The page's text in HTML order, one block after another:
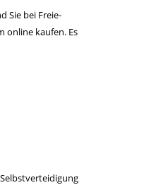
Sie bei Freie-
online kaufen. Es